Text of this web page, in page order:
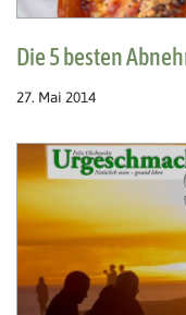
Die 5 besten
27. Mai 2014